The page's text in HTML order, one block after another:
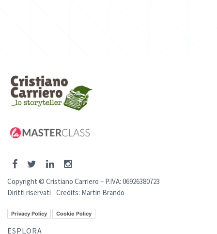
Copyright © Cristiano Carriero – P.IVA: 06926380723
Diritti riservati - Credits: Martin Brando
Privacy Policy Cookie Policy
ESPLORA